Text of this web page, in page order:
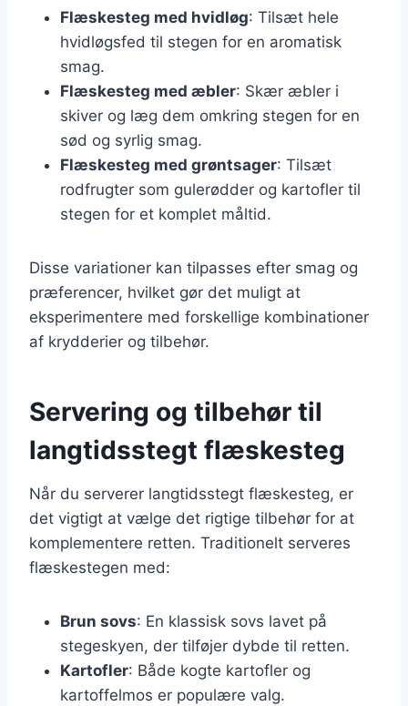
Flæskesteg med hvidløg: Tilsæt hele
hvidløgsfed til stegen for en aromatisk
smag.
Flæskesteg med æbler: Skær æbler i
skiver og læg dem omkring stegen for en
sød og syrlig smag.
Flæskesteg med grøntsager: Tilsæt
rodfrugter som gulerødder og kartofler til
stegen for et komplet måltid.
Disse variationer kan tilpasses efter smag og
præferencer, hvilket gør det muligt at
eksperimentere med forskellige kombinationer
af krydderier og tilbehør.
Servering og tilbehør til
langtidsstegt flæskesteg
Når du serverer langtidsstegt flæskesteg, er
det vigtigt at vælge det rigtige tilbehør for at
komplementere retten. Traditionelt serveres
flæskestegen med:
Brun sovs: En klassisk sovs lavet på
stegeskyen, der tilføjer dybde til retten.
Kartofler: Både kogte kartofler og
kartoffelmos er populære valg.